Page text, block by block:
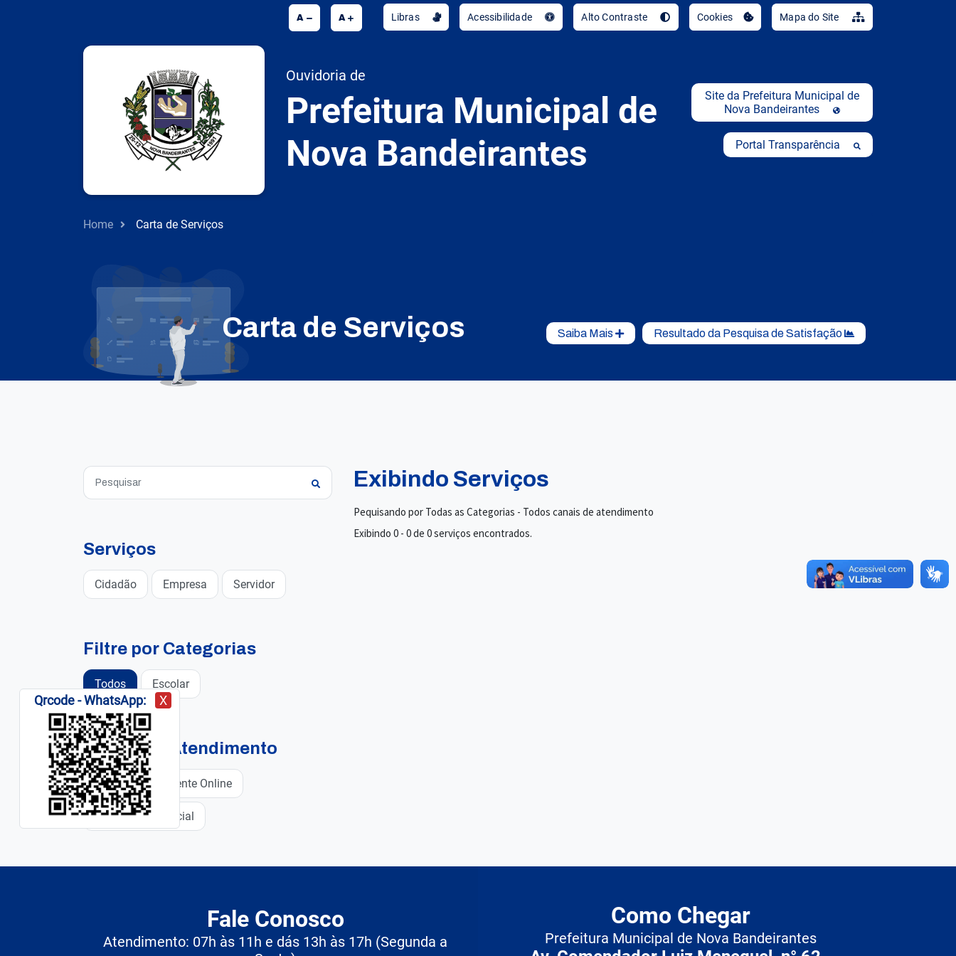
Seção de atalhos e links de acessibilidade
A A Libras Acessibilidade Alto Contraste Cookies Mapa do Site
Ouvidoria de
Prefeitura Municipal de
Nova Bandeirantes
Site da Prefeitura Municipal de
Nova Bandeirantes
Portal Transparência
Home Carta de Serviços
Carta de Serviços Saiba Mais Resultado da Pesquisa de Satisfação
Serviços
Cidadão Empresa Servidor
Filtre por Categorias
Todos Escolar
Canais de Atendimento
Todos Somente Online
Somente Presencial
Exibindo Serviços
Pequisando por Todas as Categorias - Todos canais de atendimento
Exibindo 0 - 0 de 0 serviços encontrados.
Fale Conosco
Atendimento: 07h às 11h e dás 13h às 17h (Segunda a
Como Chegar
Prefeitura Municipal de Nova Bandeirantes
Qrcode - WhatsApp: X